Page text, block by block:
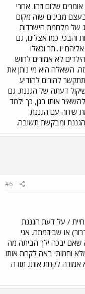
שלום וזהו. אחרי
מבינים שזה מקום
של מלחמת הישרדות
כמו אצלינו, גם
יו...תר וכאלו
לא אמורים לחוש
השאלה היא מי נותן את
להורים להודיע
דעתה של הגננת. גם
אותו בגן, כך ילמד
שיחה עם הגננת
ומבקשת תשובה.
#6
/ על דעת הגננת
או שביוזמתה. אני
שאם יבכה ילך הביתה מה
וחמותי באה לקחת אותו
ככה היא אמורה לקחת אותו. תודה